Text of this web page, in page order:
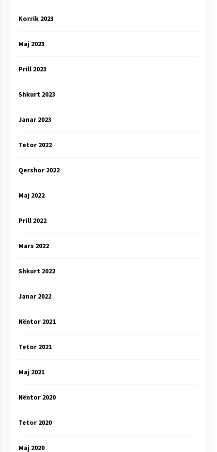
Korrik 2023
Maj 2023
Prill 2023
Shkurt 2023
Janar 2023
Tetor 2022
Qershor 2022
Maj 2022
Prill 2022
Mars 2022
Shkurt 2022
Janar 2022
Nëntor 2021
Tetor 2021
Maj 2021
Nëntor 2020
Tetor 2020
Maj 2020